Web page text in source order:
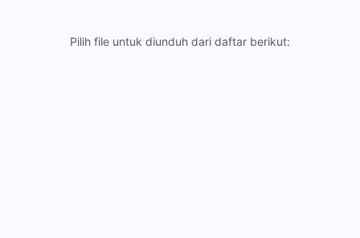
Pilih file untuk diunduh dari daftar berikut: